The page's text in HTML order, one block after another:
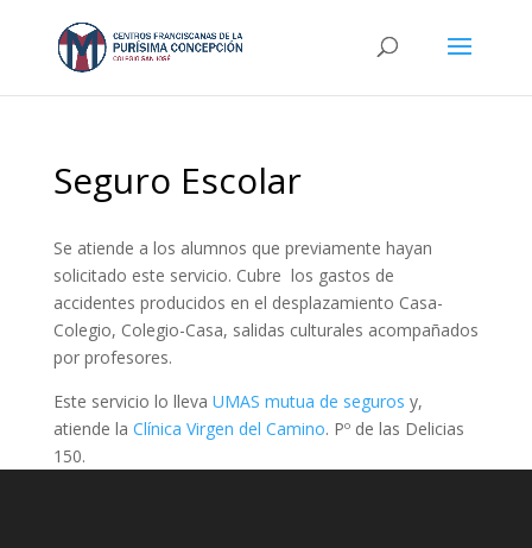
Seguro Escolar
Se atiende a los alumnos que previamente hayan
solicitado este servicio. Cubre los gastos de
accidentes producidos en el desplazamiento Casa-
Colegio, Colegio-Casa, salidas culturales acompañados
por profesores.
Este servicio lo lleva UMAS mutua de seguros y,
atiende la Clínica Virgen del Camino. Pº de las Delicias
150.